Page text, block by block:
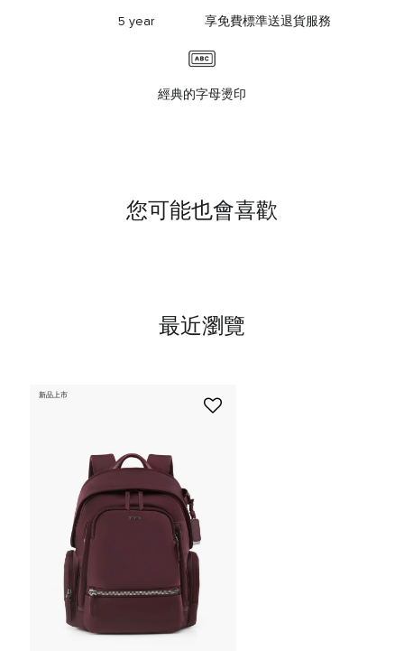
5 year 享免費標準送退貨服務
經典的字母燙印
您可能也會喜歡
最近瀏覽
新品上市